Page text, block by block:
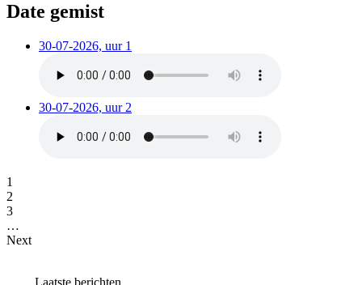
Date gemist
30-07-2026, uur 1
30-07-2026, uur 2
1
2
3
…
Next